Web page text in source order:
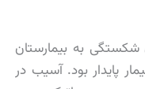
شکستگی به بیمارستان
پایدار بود. آسیب در